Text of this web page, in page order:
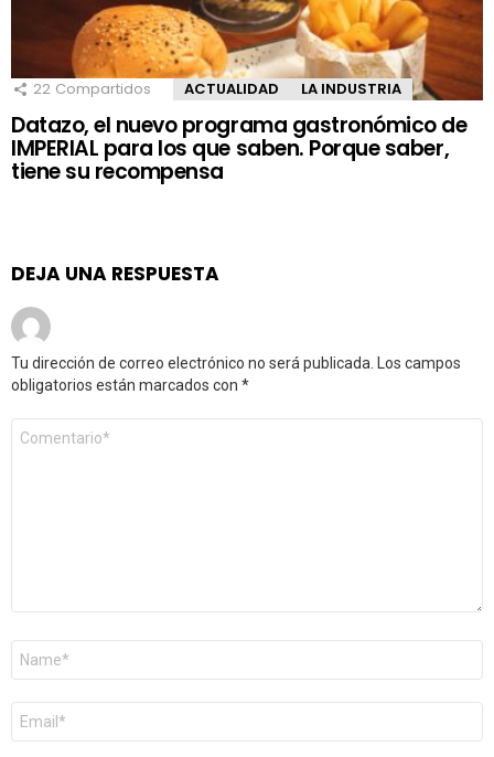
22 Compartidos ACTUALIDAD LA INDUSTRIA
Datazo, el nuevo programa gastronómico de
IMPERIAL para los que saben. Porque saber,
tiene su recompensa
DEJA UNA RESPUESTA
Tu dirección de correo electrónico no será publicada.
Los campos
obligatorios están marcados con *
Comentario
Nombre
Correo
electrónico
*